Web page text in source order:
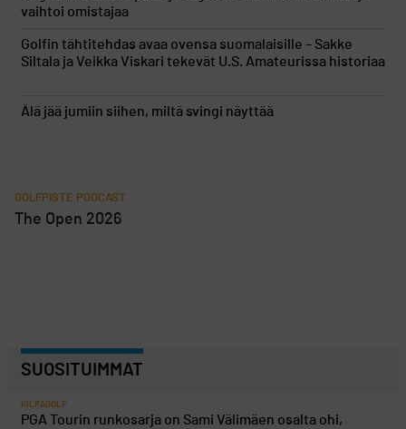
vaihtoi omistajaa
Golfin tähtitehdas avaa ovensa suomalaisille – Sakke
Siltala ja Veikka Viskari tekevät U.S. Amateurissa historiaa
Älä jää jumiin siihen, miltä svingi näyttää
GOLFPISTE PODCAST
The Open 2026
SUOSITUIMMAT
KILPAGOLF
PGA Tourin runkosarja on Sami Välimäen osalta ohi,